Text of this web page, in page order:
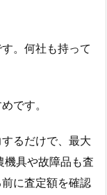
。何社も持って
です。
るだけで、最大
具や故障品も査
に査定額を確認